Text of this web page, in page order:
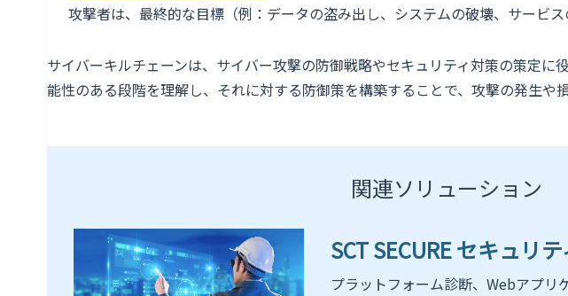
攻撃者は、最終的な目標（例：データの盗み出し、システムの破壊、サービス
サイバーキルチェーンは、サイバー攻撃の防御戦略やセキュリティ対策の策定に
能性のある段階を理解し、それに対する防御策を構築することで、攻撃の発生や
関連ソリューション
SCT SECURE セキュリ
プラットフォーム診断、Webアプリ